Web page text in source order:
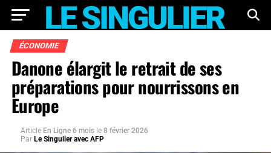
ÉCONOMIE
Danone élargit le retrait de ses
préparations pour nourrissons en
Europe
Article En Ligne 6 mois le 8 février 2026
Par Le Singulier avec AFP